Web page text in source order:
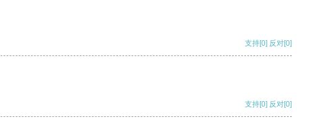
支持[0] 反对[0]
支持[0] 反对[0]